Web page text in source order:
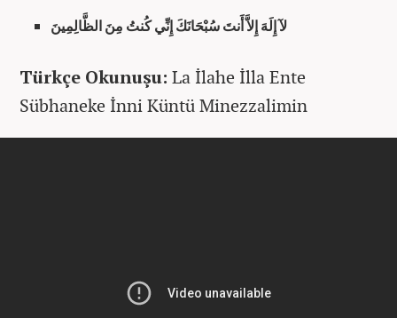
لآ إِلَهَ إِلاَّ أَنتَ سُبْحَانَكَ إِنِّي كُنتُ مِنَ الظَّالِمِينَ
Türkçe Okunuşu: La İlahe İlla Ente
Sübhaneke İnni Küntü Minezzalimin